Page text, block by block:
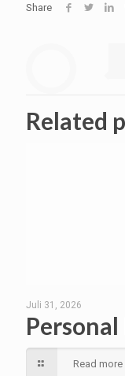
Share
Related
Juli 31, 2026
Read more